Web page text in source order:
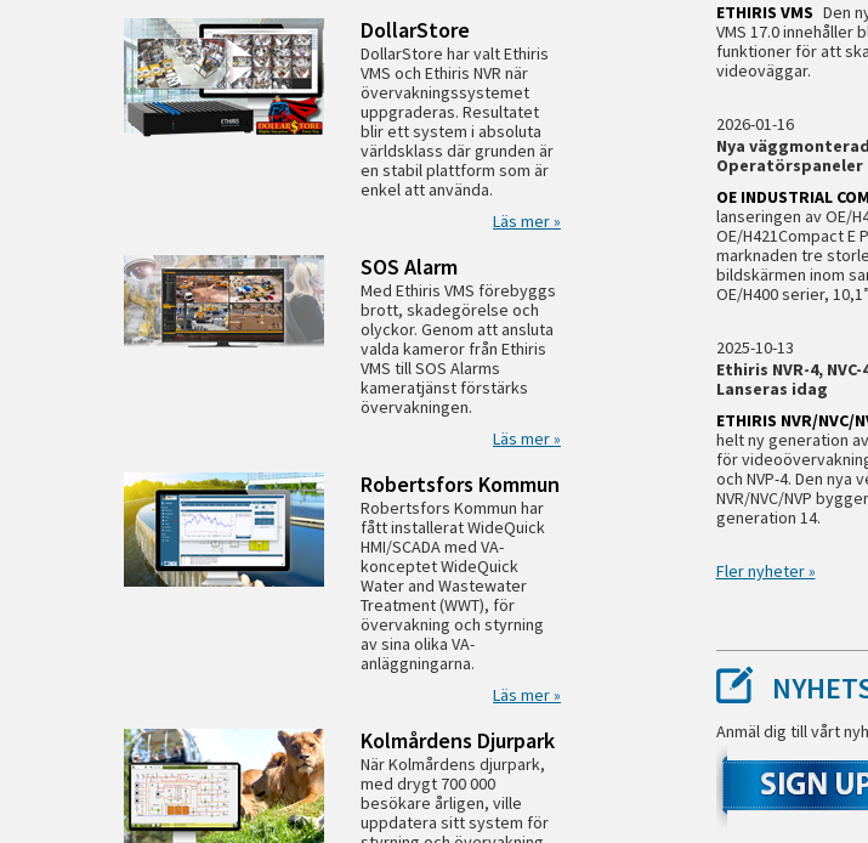
DollarStore
DollarStore har valt Ethiris
VMS och Ethiris NVR när
övervakningssystemet
uppgraderas. Resultatet
blir ett system i absoluta
världsklass där grunden är
en stabil plattform som är
enkel att använda.
Läs mer »
SOS Alarm
Med Ethiris VMS förebyggs
brott, skadegörelse och
olyckor. Genom att ansluta
valda kameror från Ethiris
VMS till SOS Alarms
kameratjänst förstärks
övervakningen.
Läs mer »
Robertsfors Kommun
Robertsfors Kommun har
fått installerat WideQuick
HMI/SCADA med VA-
konceptet WideQuick
Water and Wastewater
Treatment (WWT), för
övervakning och styrning
av sina olika VA-
anläggningarna.
Läs mer »
Kolmårdens Djurpark
När Kolmårdens djurpark,
med drygt 700 000
besökare årligen, ville
uppdatera sitt system för
ETHIRIS VMS Den
VMS 17.0 innehåller
funktioner för att
videoväggar.
2026-01-16
Nya
Operatörspaneler
OE INDUSTRIAL
lanseringen av OE/
OE/H421Compact E
marknaden tre
bildskärmen inom
OE/H400 serier,
2025-10-13
Ethiris NVR-4, NVC-
Lanseras idag
ETHIRIS NVR/NVC/
helt ny generation
för
och NVP-4. Den nya
NVR/NVC/NVP
generation 14.
Fler nyheter »
Anmäl dig till vårt